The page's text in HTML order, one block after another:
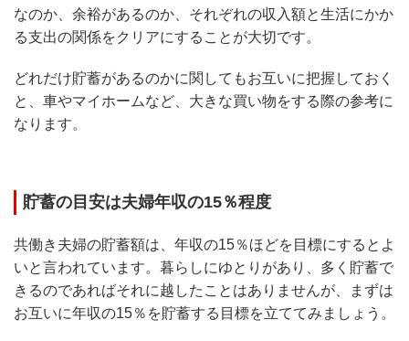
なのか、余裕があるのか、それぞれの収入額と生活にかか
る支出の関係をクリアにすることが大切です。
どれだけ貯蓄があるのかに関してもお互いに把握しておく
と、車やマイホームなど、大きな買い物をする際の参考に
なります。
貯蓄の目安は夫婦年収の15％程度
共働き夫婦の貯蓄額は、年収の15％ほどを目標にするとよ
いと言われています。暮らしにゆとりがあり、多く貯蓄で
きるのであればそれに越したことはありませんが、まずは
お互いに年収の15％を貯蓄する目標を立ててみましょう。